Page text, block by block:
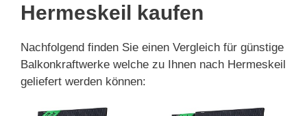
Hermeskeil kaufen
Nachfolgend finden Sie einen Vergleich für günstige
Balkonkraftwerke welche zu Ihnen nach Hermeskeil
geliefert werden können: